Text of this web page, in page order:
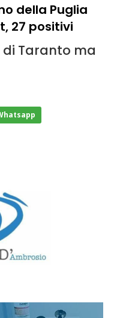
della Puglia
27 positivi
Taranto ma